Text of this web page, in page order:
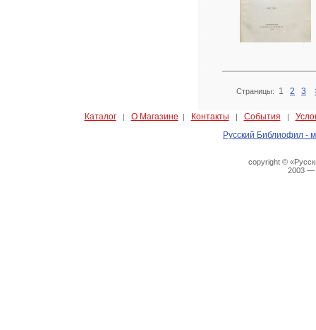
Страницы: 1 2 3
Каталог| О Магазине | Контакты | События |
Русский Библиофил -
copyright ©
2003 —